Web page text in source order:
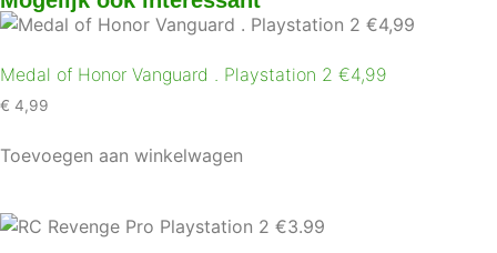
Medal of Honor Vanguard . Playstation 2 €4,99
€ 4,99
Toevoegen aan winkelwagen